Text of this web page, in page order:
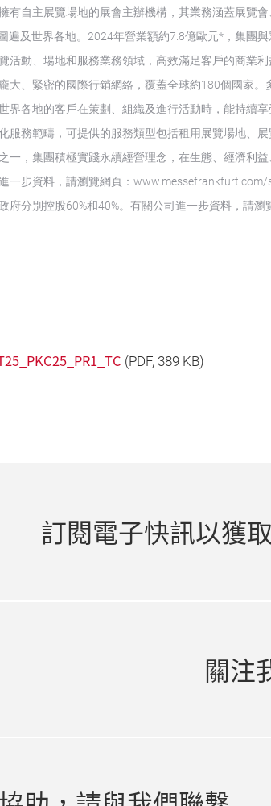
有自主展覽場地的展會主辦機構，其業務涵蓋展覽
遍及世界各地。2024年營業額約7.8億歐元*，集團
活動、場地和服務業務領域，高效滿足客戶的商業
大、緊密的國際行銷網絡，覆蓋全球約180個國家。
界各地的客戶在策劃、組織及進行活動時，能持續
服務範疇，可提供的服務類型包括租用展覽場地、
一，集團積極實踐永續經營理念，在生態、經濟利
一步資料，請瀏覽網頁：
府分別控股60%和40%。有關公司進一步資料，請瀏
(PDF, 389 KB)
訂閱電子快訊以獲
關注